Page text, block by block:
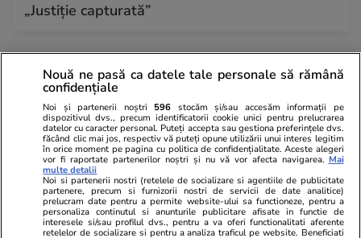
„Justiție capturată”
Horoscop Urania | Previziuni astrologice pentru
perioada 25 – 31 iulie 2026. Luna Plină în
Vărsător
Nouă ne pasă ca datele tale personale să rămână
confidențiale
Noi și partenerii noștri 596 stocăm și/sau accesăm informații pe
dispozitivul dvs., precum identificatorii cookie unici pentru prelucrarea
datelor cu caracter personal. Puteți accepta sau gestiona preferințele dvs.
făcând clic mai jos, respectiv vă puteți opune utilizării unui interes legitim
în orice moment pe pagina cu politica de confidențialitate. Aceste alegeri
vor fi raportate partenerilor noștri și nu vă vor afecta navigarea. Mai
multe detalii
Noi si partenerii nostri (retelele de socializare si agentiile de publicitate
partenere, precum si furnizorii nostri de servicii de date analitice)
prelucram date pentru a permite website-ului sa functioneze, pentru a
personaliza continutul si anunturile publicitare afisate in functie de
interesele si/sau profilul dvs., pentru a va oferi functionalitati aferente
retelelor de socializare si pentru a analiza traficul pe website. Beneficiati